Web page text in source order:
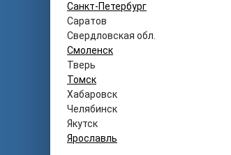
Санкт-Петербург
Саратов
Свердловская обл.
Смоленск
Тверь
Томск
Хабаровск
Челябинск
Якутск
Ярославль